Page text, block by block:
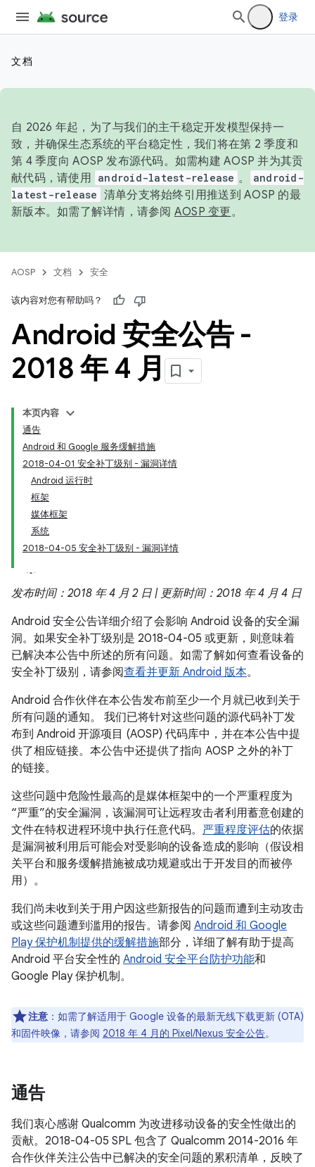
登录
文档
自 2026 年起，为了与我们的主干稳定开发模型保持一
致，并确保生态系统的平台稳定性，我们将在第 2 季度和
第 4 季度向 AOSP 发布源代码。如需构建 AOSP 并为其贡
献代码，请使用 android-latest-release 。
android-
latest-release 清单分支将始终引用推送到 AOSP 的最
新版本。如需了解详情，请参阅 AOSP 变更。
AOSP 文档 安全
该内容对您有帮助吗？
Android 安全公告 -
2018 年 4 月
本页内容
通告
Android 和 Google 服务缓解措施
2018-04-01 安全补丁级别 - 漏洞详情
Android 运行时
框架
媒体框架
系统
2018-04-05 安全补丁级别 - 漏洞详情
发布时间：2018 年 4 月 2 日 | 更新时间：2018 年 4 月 4 日
Android 安全公告详细介绍了会影响 Android 设备的安全漏
洞。如果安全补丁级别是 2018-04-05 或更新，则意味着
已解决本公告中所述的所有问题。如需了解如何查看设备的
安全补丁级别，请参阅查看并更新 Android 版本。
Android 合作伙伴在本公告发布前至少一个月就已收到关于
所有问题的通知。 我们已将针对这些问题的源代码补丁发
布到 Android 开源项目 (AOSP) 代码库中，并在本公告中提
供了相应链接。本公告中还提供了指向 AOSP 之外的补丁
的链接。
这些问题中危险性最高的是媒体框架中的一个严重程度为
“严重”的安全漏洞，该漏洞可让远程攻击者利用蓄意创建的
文件在特权进程环境中执行任意代码。 严重程度评估的依据
是漏洞被利用后可能会对受影响的设备造成的影响（假设相
关平台和服务缓解措施被成功规避或出于开发目的而被停
用）。
我们尚未收到关于用户因这些新报告的问题而遭到主动攻击
或这些问题遭到滥用的报告。请参阅 Android 和 Google
Play 保护机制提供的缓解措施部分，详细了解有助于提高
Android 平台安全性的 Android 安全平台防护功能和
Google Play 保护机制。
注意 ：如需了解适用于 Google 设备的最新无线下载更新 (OTA)
和固件映像，请参阅 2018 年 4 月的 Pixel/Nexus 安全公告。
通告
我们衷心感谢 Qualcomm 为改进移动设备的安全性做出的
贡献。2018-04-05 SPL 包含了 Qualcomm 2014-2016 年
合作伙伴关注公告中已解决的安全问题的累积清单，反映了